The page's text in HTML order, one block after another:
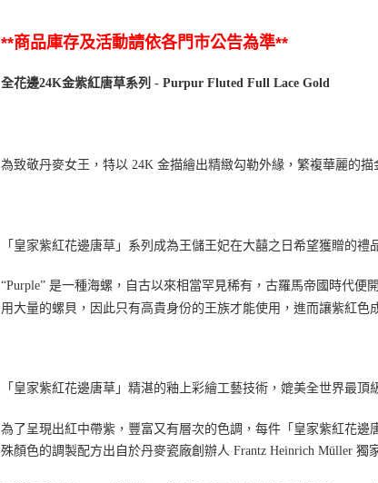
**商品庫存及活動請依各門市公告為準**
全花邊24K金紫紅唐草系列 - Purpur Fluted Full Lace Gold
為致敬丹麥女王，特以 24K 金描繪出精緻勾勒外緣，繁複華麗的
「皇家紫紅花邊唐草」系列成為王儲王妃在大囍之日希望獲贈的
“Purple” 是一種海螺，自古以來相當罕見稀有，古羅馬帝國時代
用大量的螺貝，因此只有高貴身份的王族才能使用，進而讓紫紅色
「皇家紫紅花邊唐草」精湛的釉上彩繪工藝技術，媲美全世界最頂
為了呈現出紅中帶紫，豐富又有層次的色調，每件「皇家紫紅花
殊顏色的調製配方出自於丹麥瓷廠創辦人 Frantz Heinrich Müller